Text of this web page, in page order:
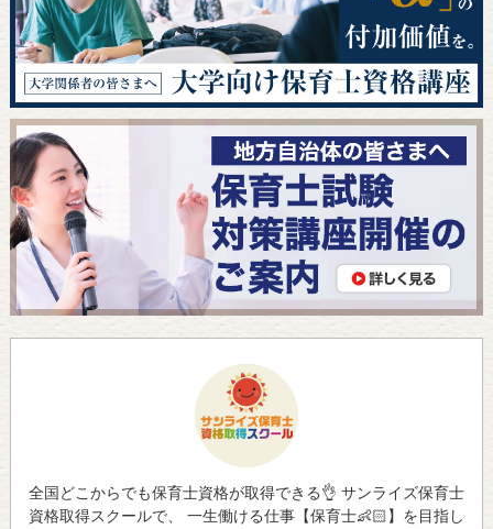
全国どこからでも保育士資格が取得できる👌 サンライズ保育士
資格取得スクールで、 一生働ける仕事【保育士👶🏻】を目指し